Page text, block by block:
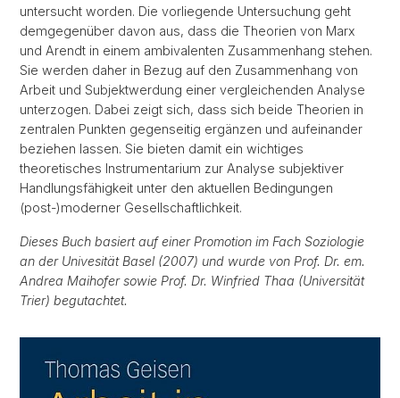
untersucht worden. Die vorliegende Untersuchung geht
demgegenüber davon aus, dass die Theorien von Marx
und Arendt in einem ambivalenten Zusammenhang stehen.
Sie werden daher in Bezug auf den Zusammenhang von
Arbeit und Subjektwerdung einer vergleichenden Analyse
unterzogen. Dabei zeigt sich, dass sich beide Theorien in
zentralen Punkten gegenseitig ergänzen und aufeinander
beziehen lassen. Sie bieten damit ein wichtiges
theoretisches Instrumentarium zur Analyse subjektiver
Handlungsfähigkeit unter den aktuellen Bedingungen
(post-)moderner Gesellschaftlichkeit.
Dieses Buch basiert auf einer Promotion im Fach Soziologie
an der Univesität Basel (2007) und wurde von Prof. Dr. em.
Andrea Maihofer sowie Prof. Dr. Winfried Thaa (Universität
Trier) begutachtet.